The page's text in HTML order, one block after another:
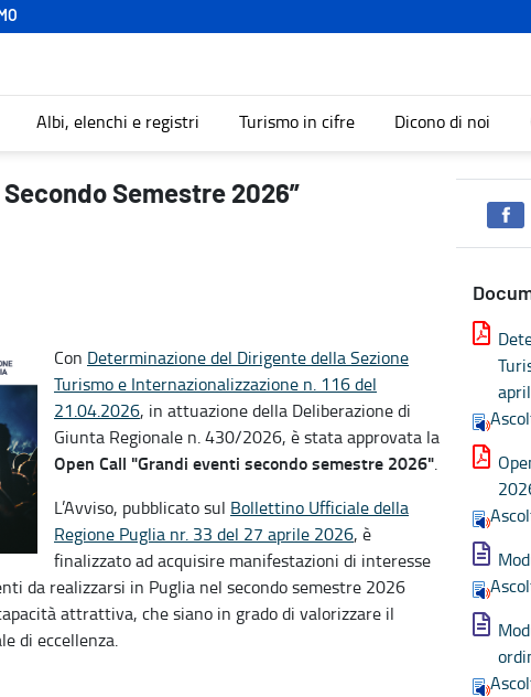
Albi, elenchi e registri Turismo in cifre Dicono di noi
Semestre 2026”
Con Determinazione del Dirigente della Sezione
Turismo e Internazionalizzazione n. 116 del
21.04.2026, in attuazione della Deliberazione di
Giunta Regionale n. 430/2026, è stata approvata la
Open Call "Grandi eventi secondo semestre 2026".
L’Avviso, pubblicato sul Bollettino Ufficiale della
Regione Puglia nr. 33 del 27 aprile 2026, è
finalizzato ad acquisire manifestazioni di interesse
da realizzarsi in Puglia nel secondo semestre 2026
attrattiva, che siano in grado di valorizzare il
di eccellenza.